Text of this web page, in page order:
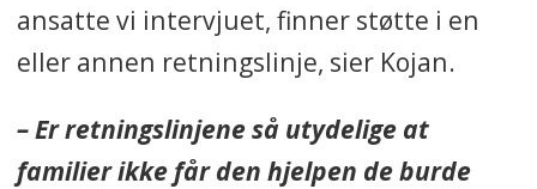
ansatte vi intervjuet, finner støtte i en
eller annen retningslinje, sier Kojan.
– Er retningslinjene så utydelige at
familier ikke får den hjelpen de burde